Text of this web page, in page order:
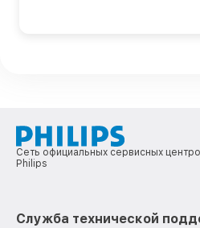
Сеть официальных сервисных
Philips
Служба технической